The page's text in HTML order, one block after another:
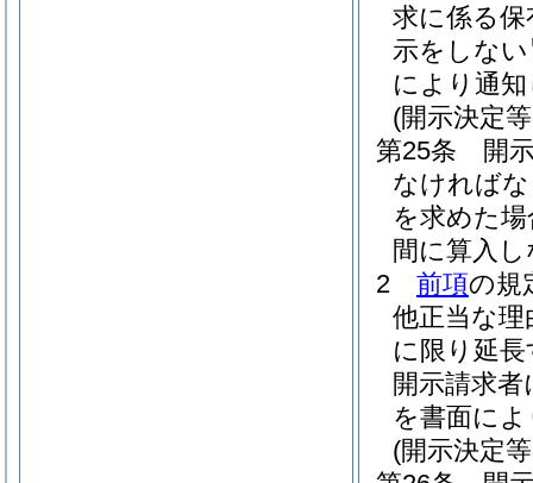
求に係る
示をしな
により通
(開示決定
第25条
開
なければ
を求めた
間に算入
2
前項の規
他正当な
に限り延
開示請求
を書面に
(開示決定